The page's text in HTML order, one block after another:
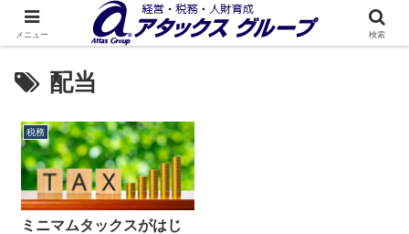
配当
税務
ミニマムタックスがはじ
メニュー 検索